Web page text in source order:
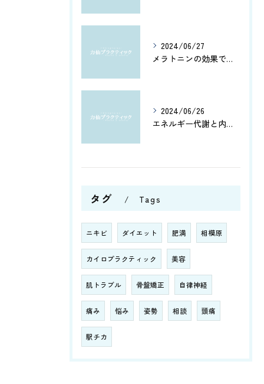
2024/06/27
メラトニンの効果で、よく眠れてホルモン分泌もアップ！カルシウムとアミノ酸で健康脳を維持しよう
2024/06/26
エネルギー代謝と内臓機能を改善！筋肉の活性化と骨盤調整がもたらす健康への効果とは？
タグ Tags
ニキビ ダイエット 肥満 相模原
カイロプラクティック 美容
肌トラブル 骨盤矯正 自律神経
痛み 悩み 姿勢 相談 頭痛
駅チカ